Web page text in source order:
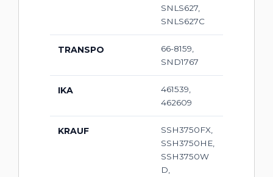
SNLS627,
SNLS627C
TRANSPO
66-8159,
SND1767
IKA
461539,
462609
KRAUF
SSH3750FX,
SSH3750HE,
SSH3750W
D,